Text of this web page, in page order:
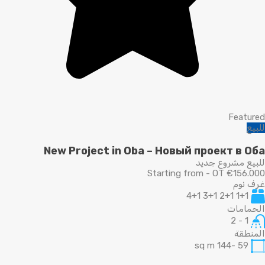
Featured
للبيع
New Project in Oba – Новый проект в Оба
للبيع مشروع جديد
Starting from - OT €156.000
غرف نوم
1+1 2+1 3+1 4+1
الحمامات
1 - 2
المنطقة
59 -144
sq m